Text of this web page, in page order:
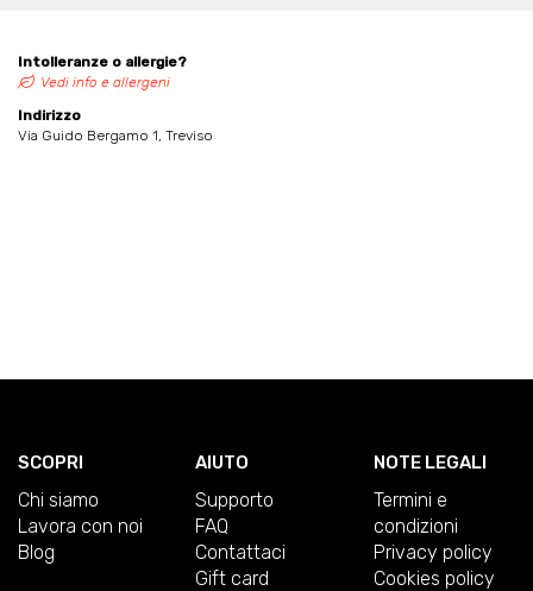
Intolleranze o allergie?
Vedi info e allergeni
Indirizzo
Via Guido Bergamo 1, Treviso
SCOPRI
Chi siamo
Lavora con noi
Blog
AIUTO
Supporto
FAQ
Contattaci
Gift card
NOTE LEGALI
Termini e
condizioni
Privacy policy
Cookies policy